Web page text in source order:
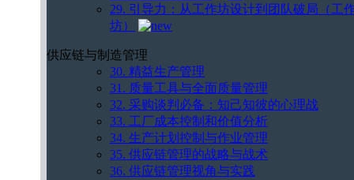
29. 引导力：从工作坊设计到团队破局（工
坊）
供应链与制造管理
30. 精益生产管理
31. 质量工具与全面质量管理
32. 采购谈判必备：知己知彼的心理战
33. 工厂成本控制和价值分析
34. 生产计划控制与作业管理
35. 供应链管理的战略与战术
36. 供应链管理视角与实践